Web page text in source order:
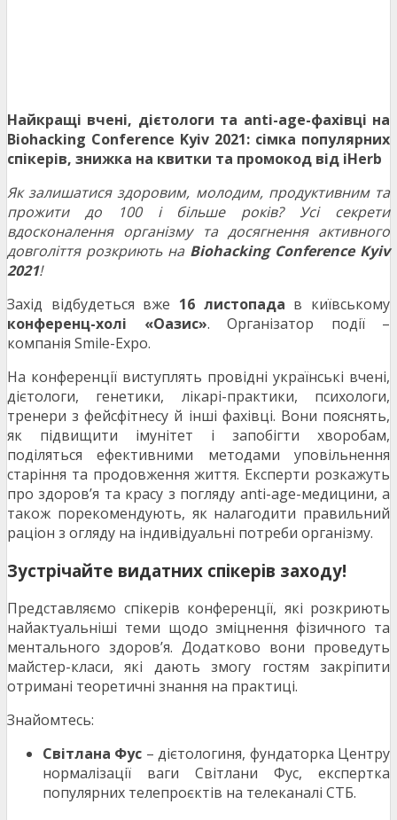
Найкращі вчені, дієтологи та anti-age-фахівці на
Biohacking Conference Kyiv 2021: сімка популярних
спікерів, знижка на квитки та промокод від iHerb
Як залишатися здоровим, молодим, продуктивним та
прожити до 100 і більше років? Усі секрети
вдосконалення організму та досягнення активного
довголіття розкриють на Biohacking Conference Kyiv
2021!
Захід відбудеться вже 16 листопада в київському
конференц-холі «Оазис». Організатор події –
компанія Smile-Expo.
На конференції виступлять провідні українські вчені,
дієтологи, генетики, лікарі-практики, психологи,
тренери з фейсфітнесу й інші фахівці. Вони пояснять,
як підвищити імунітет і запобігти хворобам,
поділяться ефективними методами уповільнення
старіння та продовження життя. Експерти розкажуть
про здоров’я та красу з погляду anti-age-медицини, а
також порекомендують, як налагодити правильний
раціон з огляду на індивідуальні потреби організму.
Зустрічайте видатних спікерів заходу!
Представляємо спікерів конференції, які розкриють
найактуальніші теми щодо зміцнення фізичного та
ментального здоров’я. Додатково вони проведуть
майстер-класи, які дають змогу гостям закріпити
отримані теоретичні знання на практиці.
Знайомтесь:
Світлана Фус – дієтологиня, фундаторка Центру
нормалізації ваги Світлани Фус, експертка
популярних телепроєктів на телеканалі СТБ.